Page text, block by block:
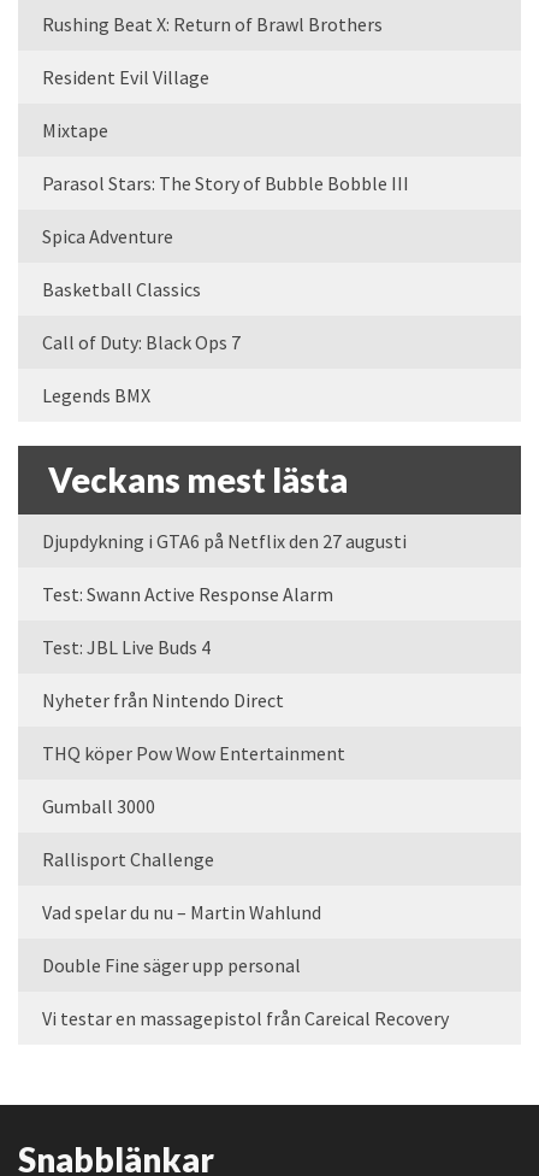
Rushing Beat X: Return of Brawl Brothers
Resident Evil Village
Mixtape
Parasol Stars: The Story of Bubble Bobble III
Spica Adventure
Basketball Classics
Call of Duty: Black Ops 7
Legends BMX
Veckans mest lästa
Djupdykning i GTA6 på Netflix den 27 augusti
Test: Swann Active Response Alarm
Test: JBL Live Buds 4
Nyheter från Nintendo Direct
THQ köper Pow Wow Entertainment
Gumball 3000
Rallisport Challenge
Vad spelar du nu – Martin Wahlund
Double Fine säger upp personal
Vi testar en massagepistol från Careical Recovery
Snabblänkar